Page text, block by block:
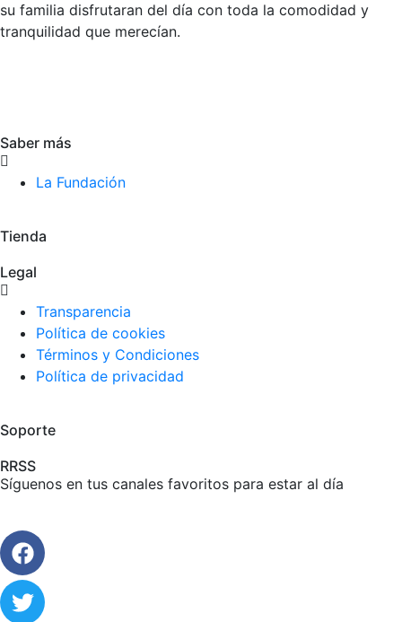
su familia disfrutaran del día con toda la comodidad y
tranquilidad que merecían.
Saber más
La Fundación
Tienda
Legal
Transparencia
Política de cookies
Términos y Condiciones
Política de privacidad
Soporte
RRSS
Síguenos en tus canales favoritos para estar al día